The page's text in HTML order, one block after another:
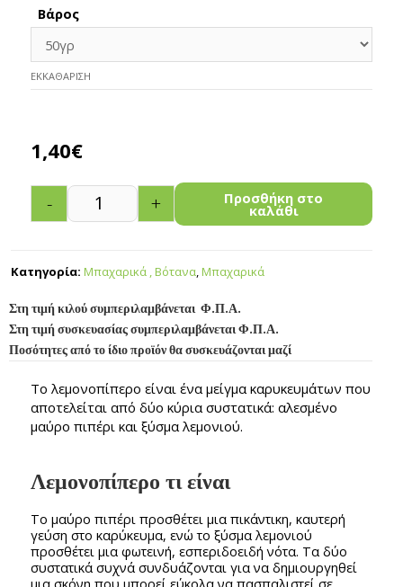
Βάρος
ΕΚΚΑΘΆΡΙΣΗ
1,40€
- + Προσθήκη στο
καλάθι
Κατηγορία: Μπαχαρικά , Βότανα,Μπαχαρικά
Στη τιμή κιλού συμπεριλαμβάνεται Φ.Π.Α.
Στη τιμή συσκευασίας συμπεριλαμβάνεται Φ.Π.Α.
Ποσότητες από το ίδιο προϊόν θα συσκευάζονται μαζί
Το λεμονοπίπερο είναι ένα μείγμα καρυκευμάτων που
αποτελείται από δύο κύρια συστατικά: αλεσμένο
μαύρο πιπέρι και ξύσμα λεμονιού.
Λεμονοπίπερο τι είναι
Το μαύρο πιπέρι προσθέτει μια πικάντικη, καυτερή
γεύση στο καρύκευμα, ενώ το ξύσμα λεμονιού
προσθέτει μια φωτεινή, εσπεριδοειδή νότα. Τα δύο
συστατικά συχνά συνδυάζονται για να δημιουργηθεί
μια σκόνη που μπορεί εύκολα να πασπαλιστεί σε